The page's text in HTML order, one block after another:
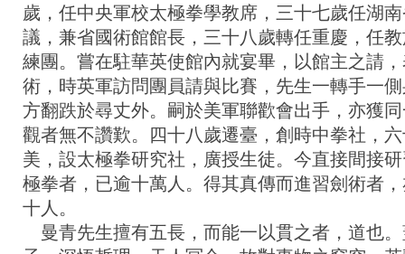
歲，任中央軍校太極拳學教席，三十七歲任湖
議，兼省國術館館長，三十八歲轉任重慶，任
練團。嘗在駐華英使館內就宴畢，以館主之請
術，時英軍訪問團員請與比賽，先生一轉手一
方翻跌於尋丈外。嗣於美軍聯歡會出手，亦獲
觀者無不讚歎。四十八歲遷臺，創時中拳社，
美，設太極拳研究社，廣授生徒。今直接間接
極拳者，已逾十萬人。得其真傳而進習劍術者
十人。
曼青先生擅有五長，而能一以貫之者，道也